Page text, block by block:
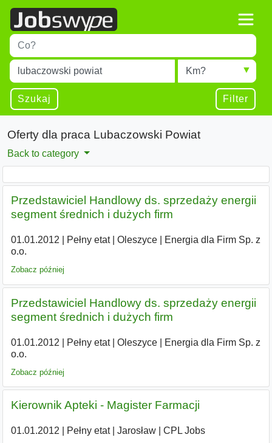
Title
Type 1 or more characters for results.
Miejscowość
Type 1 or more characters for results.
Radius
Szukaj Filter
Oferty dla praca Lubaczowski Powiat
Back to category
Przedstawiciel Handlowy ds. sprzedaży energii
segment średnich i dużych firm
01.01.2012 Pełny etat| Oleszyce|
Energia dla Firm Sp. z
o.o.
Zobacz później
Przedstawiciel Handlowy ds. sprzedaży energii
segment średnich i dużych firm
01.01.2012 Pełny etat| Oleszyce|
Energia dla Firm Sp. z
o.o.
Zobacz później
Kierownik Apteki - Magister Farmacji
01.01.2012 Pełny etat| Jarosław| CPL Jobs